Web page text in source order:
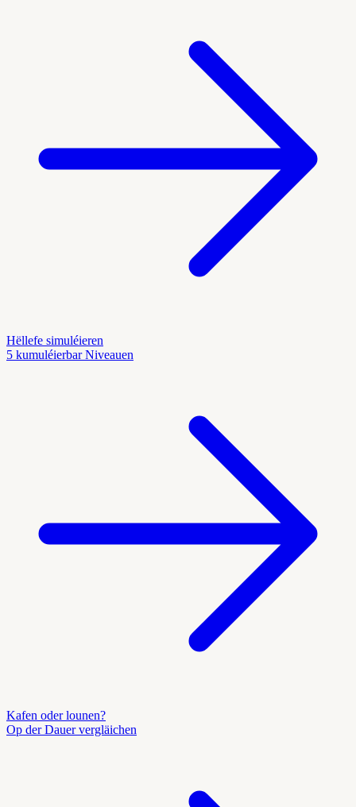
Hëllefe simuléieren
5 kumuléierbar Niveauen
Kafen oder lounen?
Op der Dauer vergläichen